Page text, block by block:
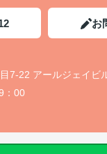
お
7-22 アールジェイビ
：00